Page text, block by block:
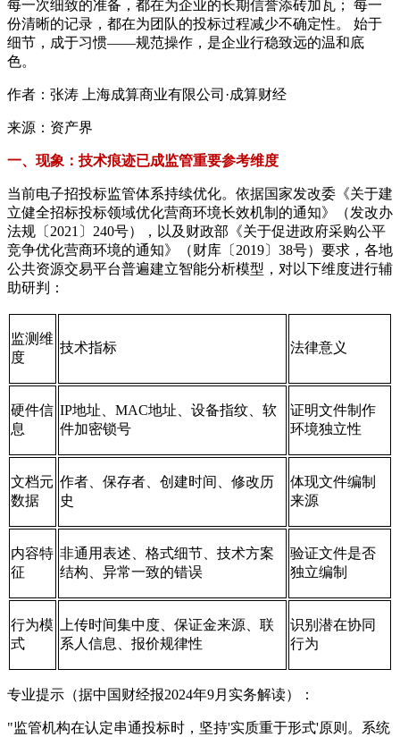
每一次细致的准备，都在为企业的长期信誉添砖加瓦； 每一
份清晰的记录，都在为团队的投标过程减少不确定性。 始于
细节，成于习惯——规范操作，是企业行稳致远的温和底
色。
作者：张涛 上海成算商业有限公司·成算财经
来源：资产界
一、现象：技术痕迹已成监管重要参考维度
当前电子招投标监管体系持续优化。依据国家发改委《关于建
立健全招标投标领域优化营商环境长效机制的通知》（发改办
法规〔2021〕240号），以及财政部《关于促进政府采购公平
竞争优化营商环境的通知》（财库〔2019〕38号）要求，各地
公共资源交易平台普遍建立智能分析模型，对以下维度进行辅
助研判：
监测维
度
技术指标 法律意义
硬件信
息
IP地址、MAC地址、设备指纹、软
件加密锁号
证明文件制作
环境独立性
文档元
数据
作者、保存者、创建时间、修改历
史
体现文件编制
来源
内容特
征
非通用表述、格式细节、技术方案
结构、异常一致的错误
验证文件是否
独立编制
行为模
式
上传时间集中度、保证金来源、联
系人信息、报价规律性
识别潜在协同
行为
专业提示（据中国财经报2024年9月实务解读）：
"监管机构在认定串通投标时，坚持'实质重于形式'原则。系统